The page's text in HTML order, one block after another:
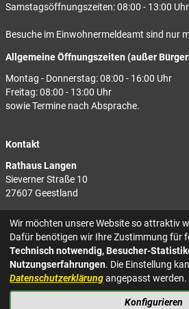
Samstagsöffnungszeiten: 08:00 - 13:00 Uhr
Besuche im Einwohnermeldeamt sind nur
Allgemeine Öffnungszeiten (außer
Montag - Donnerstag: 08:00 - 16:00 Uhr
Freitag: 08:00 - 13:00 Uhr
sowie Termine nach Absprache.
Kontakt
Rathaus Langen
Sieverner Straße 10
27607 Geestland
Rathaus Bad Bederkesa
Am Markt 8
27624 Geestland
Tel.: 04743 937-2300
Wir möchten unsere Website so attraktiv
Dafür benötigen wir Ihre Zustimmung für
Technisch notwendig, Besucher-
Nutzungserfahrungen. Die Einstellung
Datenschutzerklärungangepasst werden.
Konfigurieren